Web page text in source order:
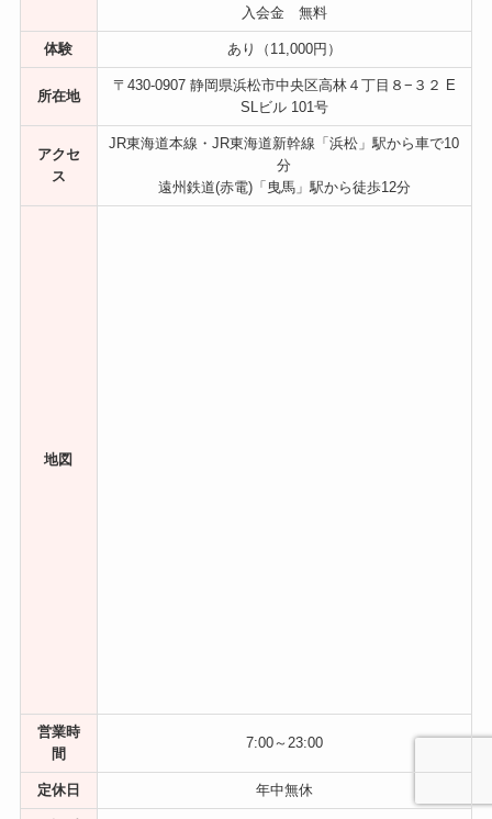
入会金 無料
体験 あり（11,000円）
所在地
〒430-0907 静岡県浜松市中央区高林４丁目８−３２ E
SLビル 101号
アクセ
ス
JR東海道本線・JR東海道新幹線「浜松」駅から車で10
分
遠州鉄道(赤電)「曳馬」駅から徒歩12分
地図
営業時
間
7:00～23:00
定休日 年中無休